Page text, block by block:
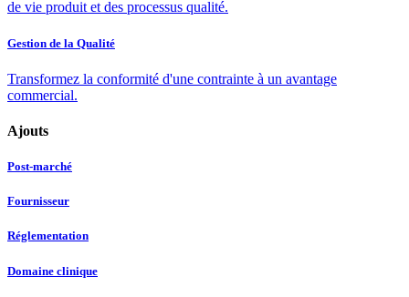
de vie produit et des processus qualité.
Gestion de la Qualité
Transformez la conformité d'une contrainte à un avantage
commercial.
Ajouts
Post-marché
Fournisseur
Réglementation
Domaine clinique